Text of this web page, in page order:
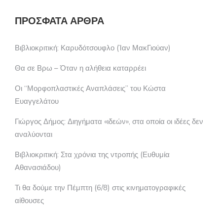
ΠΡΌΣΦΑΤΑ ΆΡΘΡΑ
Βιβλιοκριτική: Καρυδότσουφλο (Ίαν ΜακΓιούαν)
Θα σε Βρω – Όταν η αλήθεια καταρρέει
Οι “Μορφοπλαστικές Αναπλάσεις” του Κώστα
Ευαγγελάτου
Γιώργος Δήμος: Διηγήματα «ιδεών», στα οποία οι ιδέες δεν
αναλύονται
Βιβλιοκριτική: Στα χρόνια της ντροπής (Ευθυμία
Αθανασιάδου)
Τι θα δούμε την Πέμπτη (6/8) στις κινηματογραφικές
αίθουσες